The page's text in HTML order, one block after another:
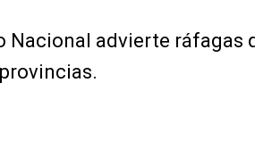
advierte ráfagas